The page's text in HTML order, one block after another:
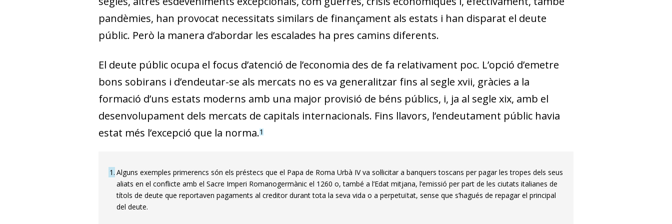
pandèmies, han provocat necessitats similars de finançament als estats i han disparat el deute
públic. Però la manera d’abordar les escalades ha pres camins diferents.
El deute públic ocupa el focus d’atenció de l’economia des de fa relativament poc. L’opció d’emetre
bons sobirans i d’endeutar-se als mercats no es va generalitzar fins al segle xvii, gràcies a la
formació d’uns estats moderns amb una major provisió de béns públics, i, ja al segle xix, amb el
desenvolupament dels mercats de capitals internacionals. Fins llavors, l’endeutament públic havia
estat més l’excepció que la norma.1
1 Alguns exemples primerencs són els préstecs que el Papa de Roma Urbà IV va sol·licitar a banquers toscans per pagar les tropes dels seus
aliats en el conflicte amb el Sacre Imperi Romanogermànic el 1260 o, també a l’Edat mitjana, l’emissió per part de les ciutats italianes de
títols de deute que reportaven pagaments al creditor durant tota la seva vida o a perpetuïtat, sense que s’hagués de repagar el principal
del deute.